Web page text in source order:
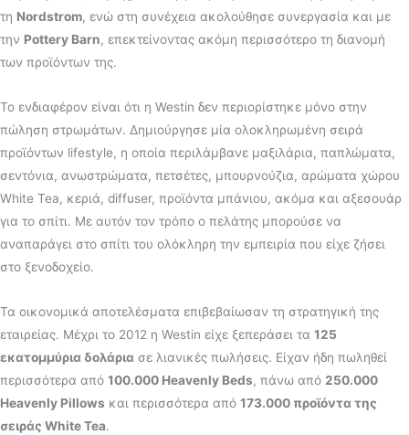
τη Nordstrom, ενώ στη συνέχεια ακολούθησε συνεργασία και με
την Pottery Barn, επεκτείνοντας ακόμη περισσότερο τη διανομή
των προϊόντων της.
Το ενδιαφέρον είναι ότι η Westin δεν περιορίστηκε μόνο στην
πώληση στρωμάτων. Δημιούργησε μία ολοκληρωμένη σειρά
προϊόντων lifestyle, η οποία περιλάμβανε μαξιλάρια, παπλώματα,
σεντόνια, ανωστρώματα, πετσέτες, μπουρνούζια, αρώματα χώρου
White Tea, κεριά, diffuser, προϊόντα μπάνιου, ακόμα και αξεσουάρ
για το σπίτι. Με αυτόν τον τρόπο ο πελάτης μπορούσε να
αναπαράγει στο σπίτι του ολόκληρη την εμπειρία που είχε ζήσει
στο ξενοδοχείο.
Τα οικονομικά αποτελέσματα επιβεβαίωσαν τη στρατηγική της
εταιρείας. Μέχρι το 2012 η Westin είχε ξεπεράσει τα 125
εκατομμύρια δολάρια σε λιανικές πωλήσεις. Είχαν ήδη πωληθεί
περισσότερα από 100.000 Heavenly Beds, πάνω από 250.000
Heavenly Pillows και περισσότερα από 173.000 προϊόντα της
σειράς White Tea.